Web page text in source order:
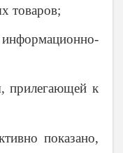
товаров;
прилегающей к
показано,